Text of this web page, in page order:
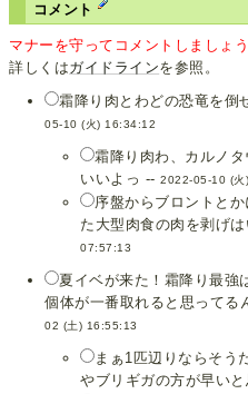
コメント
マナーを守ってコメントしましょう
詳しくはガイドラインを参照。
霜降り肉とわどの恐竜を
05-10 (火) 16:34:12
霜降り肉わ、カルノ
いいよっ --2022-05-10 (
序盤からブロントと
た大型肉食の肉を剥げ
07:57:13
夏イベが来た！霜降り最強
個体が一番取れると思ってる
02 (土) 16:55:13
まぁ1匹辺りならそう
やブリギガの方が早い